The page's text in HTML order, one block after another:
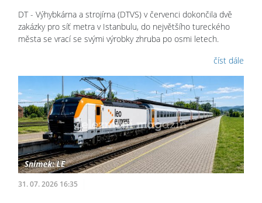
DT - Výhybkárna a strojírna (DTVS) v červenci dokončila dvě
zakázky pro síť metra v Istanbulu, do největšího tureckého
města se vrací se svými výrobky zhruba po osmi letech.
číst dále
31. 07. 2026 16:35